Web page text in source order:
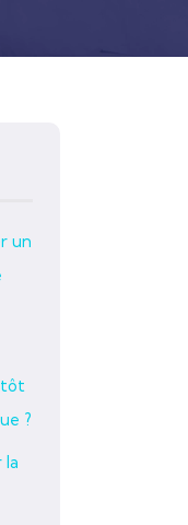
un
?
la